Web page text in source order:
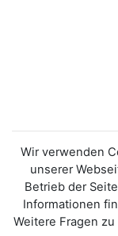
Wir verwenden
unserer
Betrieb der
Informationen
Weitere Fragen